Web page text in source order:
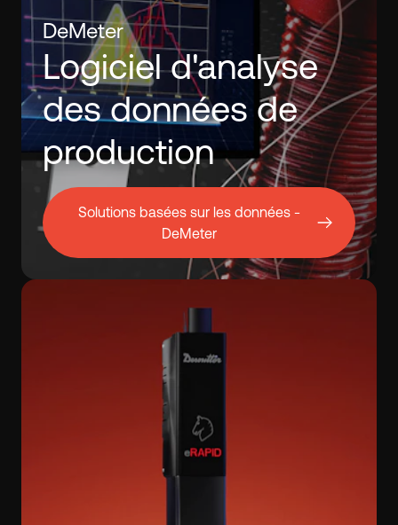
DeMeter
Logiciel d'analyse
des données de
production
Solutions basées sur les données -
DeMeter